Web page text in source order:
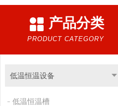
产品分类
PRODUCT CATEGORY
低温恒温设备
低温恒温槽